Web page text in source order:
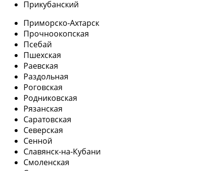
Прикубанский
Приморско-Ахтарск
Прочноокопская
Псебай
Пшехская
Раевская
Раздольная
Роговская
Родниковская
Рязанская
Саратовская
Северская
Сенной
Славянск-на-Кубани
Смоленская